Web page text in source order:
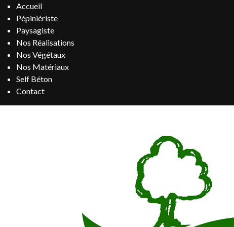
Accueil
Pépiniériste
Paysagiste
Nos Réalisations
Nos Végétaux
Nos Matériaux
Self Béton
Contact